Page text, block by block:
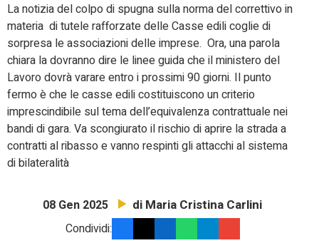
La notizia del colpo di spugna sulla norma del correttivo in
materia di tutele rafforzate delle Casse edili coglie di
sorpresa le associazioni delle imprese. Ora, una parola
chiara la dovranno dire le linee guida che il ministero del
Lavoro dovrà varare entro i prossimi 90 giorni. Il punto
fermo è che le casse edili costituiscono un criterio
imprescindibile sul tema dell’equivalenza contrattuale nei
bandi di gara. Va scongiurato il rischio di aprire la strada a
contratti al ribasso e vanno respinti gli attacchi al sistema
di bilateralità
08 Gen 2025 di Maria Cristina Carlini
Condividi: